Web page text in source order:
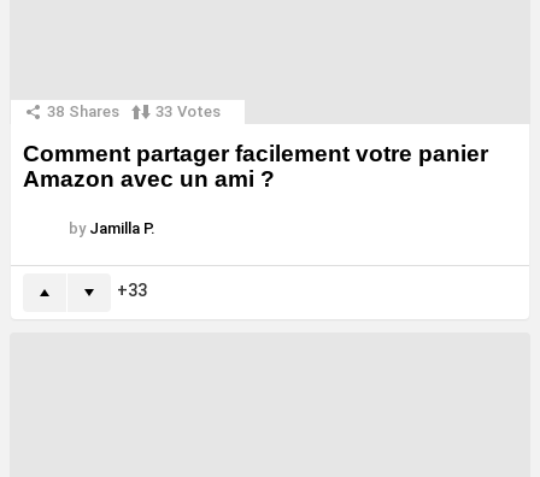
38 Shares 33 Votes
Comment partager facilement votre panier
Amazon avec un ami ?
by Jamilla P.
33